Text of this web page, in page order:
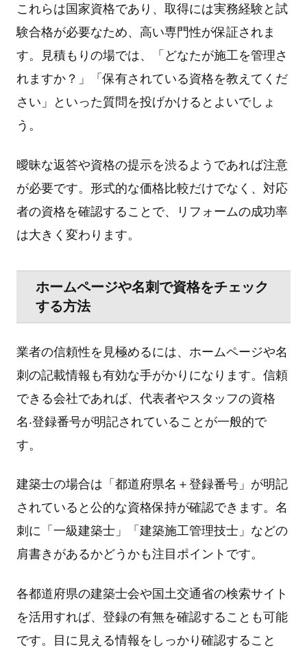
これらは国家資格であり、取得には実務経験と試
験合格が必要なため、⾼い専⾨性が保証されま
す。⾒積もりの場では、「どなたが施⼯を管理さ
れますか？」「保有されている資格を教えてくだ
さい」といった質問を投げかけるとよいでしょ
う。
曖昧な返答や資格の提⽰を渋るようであれば注意
が必要です。形式的な価格⽐較だけでなく、対応
者の資格を確認することで、リフォームの成功率
は⼤きく変わります。
ホームページや名刺で資格をチェック
する⽅法
業者の信頼性を⾒極めるには、ホームページや名
刺の記載情報も有効な⼿がかりになります。信頼
できる会社であれば、代表者やスタッフの資格
名‧登録番号が明記されていることが⼀般的で
す。
建築⼠の場合は「都道府県名＋登録番号」が明記
されていると公的な資格保持が確認できます。名
刺に「⼀級建築⼠」「建築施⼯管理技⼠」などの
肩書きがあるかどうかも注⽬ポイントです。
各都道府県の建築⼠会や国⼟交通省の検索サイト
を活⽤すれば、登録の有無を確認することも可能
です。⽬に⾒える情報をしっかり確認すること